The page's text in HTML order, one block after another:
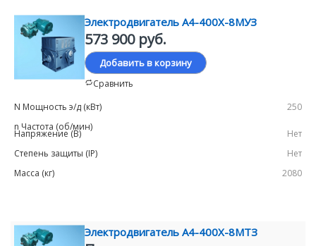
Электродвигатель А4-400Х-8MУЗ
573 900 руб.
Добавить в корзину
Сравнить
250
Нет
Нет
2080
Электродвигатель А4-400Х-8МТЗ